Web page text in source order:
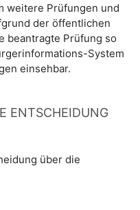
weitere Prüfungen und
der öffentlichen
beantragte Prüfung so
System
einsehbar.
ENTSCHEIDUNG
über die